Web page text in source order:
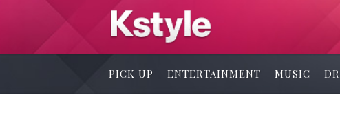
PICK UP ENTERTAINMENT MUSIC